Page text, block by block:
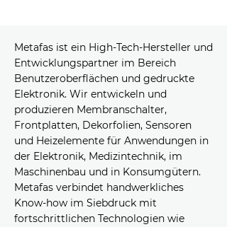
Metafas ist ein High-Tech-Hersteller und
Entwicklungspartner im Bereich
Benutzeroberflächen und gedruckte
Elektronik. Wir entwickeln und
produzieren Membranschalter,
Frontplatten, Dekorfolien, Sensoren
und Heizelemente für Anwendungen in
der Elektronik, Medizintechnik, im
Maschinenbau und in Konsumgütern.
Metafas verbindet handwerkliches
Know-how im Siebdruck mit
fortschrittlichen Technologien wie